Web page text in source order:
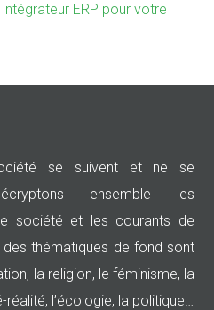
ERP pour votre
se suivent et ne se
ensemble les
société et les courants de
thématiques de fond sont
la religion, le féminisme, la
l’écologie, la politique…